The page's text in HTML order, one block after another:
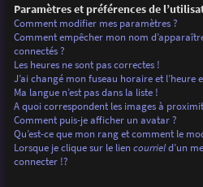
Paramètres et préférences de
Comment modifier mes paramètres ?
Comment empêcher mon nom
connectés ?
Les heures ne sont pas correctes !
J’ai changé mon fuseau horaire et l’heure
Ma langue n’est pas dans la liste !
A quoi correspondent les images à
Comment puis-je afficher un avatar ?
Qu’est-ce que mon rang et comment le
Lorsque je clique sur le liencourrield’un
connecter !?